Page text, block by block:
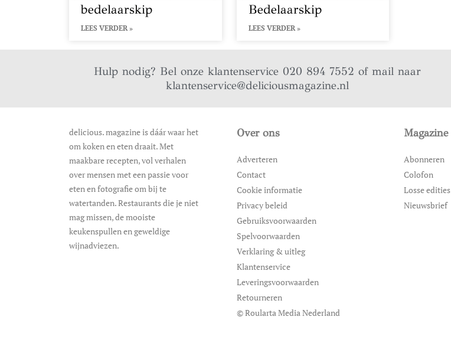
bedelaarskip
LEES VERDER »
Bedelaarskip
LEES VERDER »
Hulp nodig? Bel onze klantenservice 020 894 7552 of mail naar
klantenservice@deliciousmagazine.nl
delicious. magazine is dáár waar het
om koken en eten draait. Met
maakbare recepten, vol verhalen
over mensen met een passie voor
eten en fotografie om bij te
watertanden. Restaurants die je niet
mag missen, de mooiste
keukenspullen en geweldige
wijnadviezen.
Over ons
Adverteren
Contact
Cookie informatie
Privacy beleid
Gebruiksvoorwaarden
Spelvoorwaarden
Verklaring & uitleg
Klantenservice
Leveringsvoorwaarden
Retourneren
© Roularta Media Nederland
Magazine
Abonneren
Colofon
Losse edities
Nieuwsbrief